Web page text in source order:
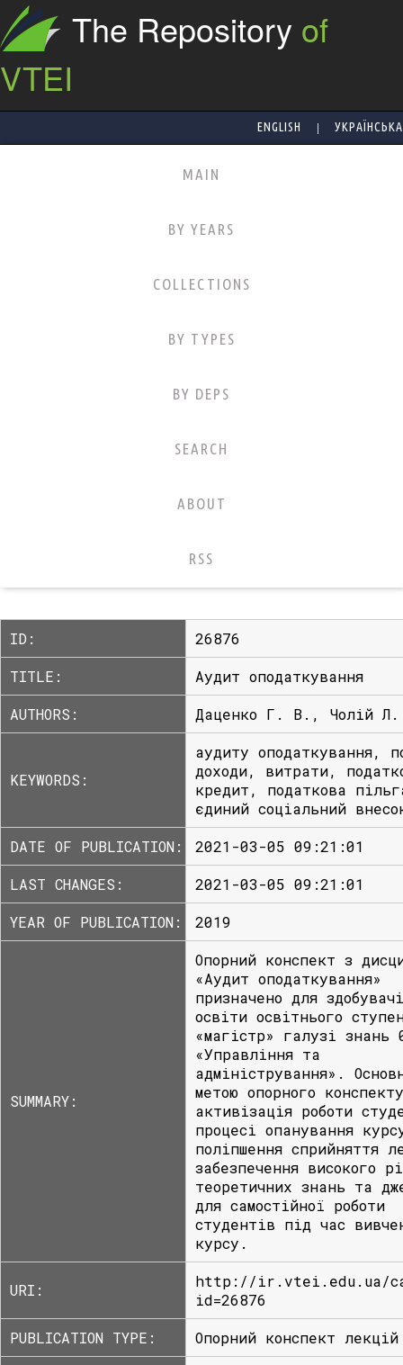
The Repository of
VTEI
ENGLISH | УКРАЇНСЬКА
MAIN
BY YEARS
COLLECTIONS
BY TYPES
BY DEPS
SEARCH
ABOUT
RSS
ID:
26876
TITLE:
Аудит оподаткування
AUTHORS:
Даценко Г. В., Чолій
KEYWORDS:
аудиту оподаткування,
доходи, витрати,
кредит, податкова
єдиний соціальний
DATE OF PUBLICATION:
2021-03-05 09:21:01
LAST CHANGES:
2021-03-05 09:21:01
YEAR OF PUBLICATION:
2019
SUMMARY:
Опорний конспект з
«Аудит оподаткування»
призначено для
освіти освітнього
«магістр» галузі знань
«Управління та
адміністрування».
метою опорного
активізація роботи
процесі опанування
поліпшення сприйняття
забезпечення високого
теоретичних знань та
для самостійної роботи
студентів під час
курсу.
URI:
http://ir.vtei.edu.ua/
id=26876
PUBLICATION TYPE:
Опорний конспект лекцій